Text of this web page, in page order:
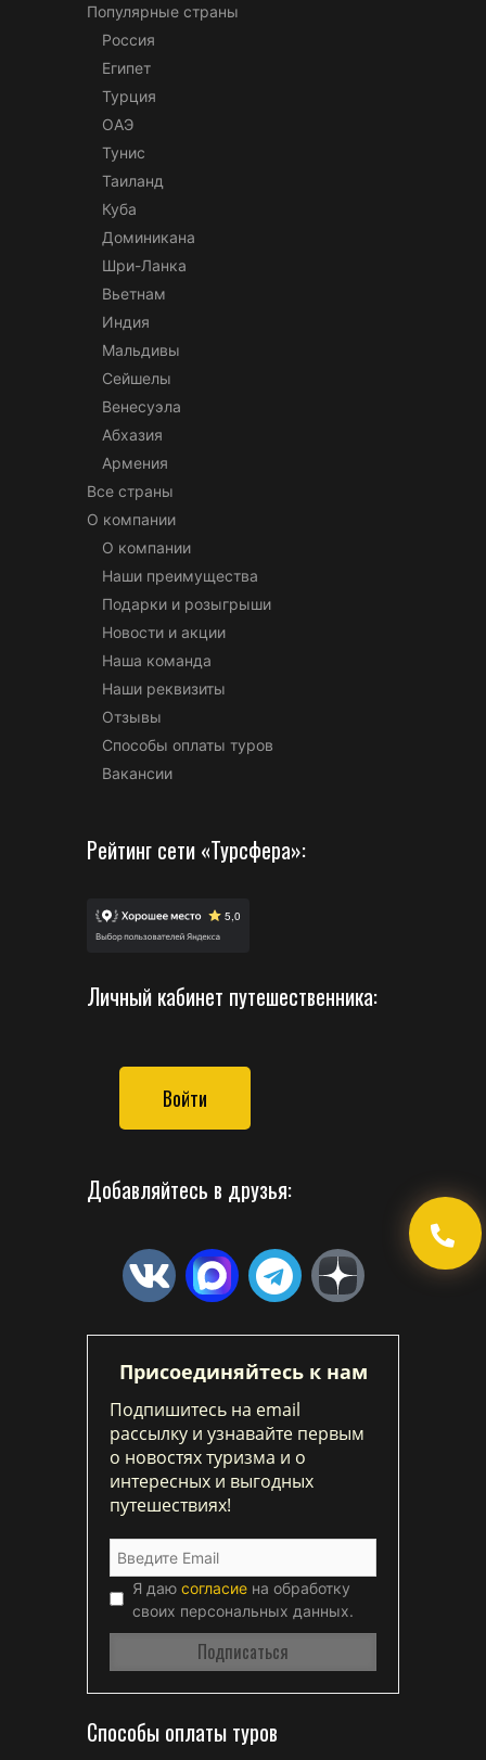
Популярные страны
Россия
Египет
Турция
ОАЭ
Тунис
Таиланд
Куба
Доминикана
Шри-Ланка
Вьетнам
Индия
Мальдивы
Сейшелы
Венесуэла
Абхазия
Армения
Все страны
О компании
О компании
Наши преимущества
Подарки и розыгрыши
Новости и акции
Наша команда
Наши реквизиты
Отзывы
Способы оплаты туров
Вакансии
Рейтинг сети «Турсфера»:
Личный кабинет путешественника:
Войти
Добавляйтесь в друзья:
Присоединяйтесь к нам
Подпишитесь на email
рассылку и узнавайте первым
о новостях туризма и о
интересных и выгодных
путешествиях!
Я даю согласие на обработку
своих персональных данных.
Способы оплаты туров